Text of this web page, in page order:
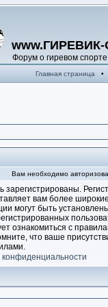
Форум о гиревом спорте
Главная страница •
Вам необходимо
вам более
могут быть
ознакомиться с
что ваше